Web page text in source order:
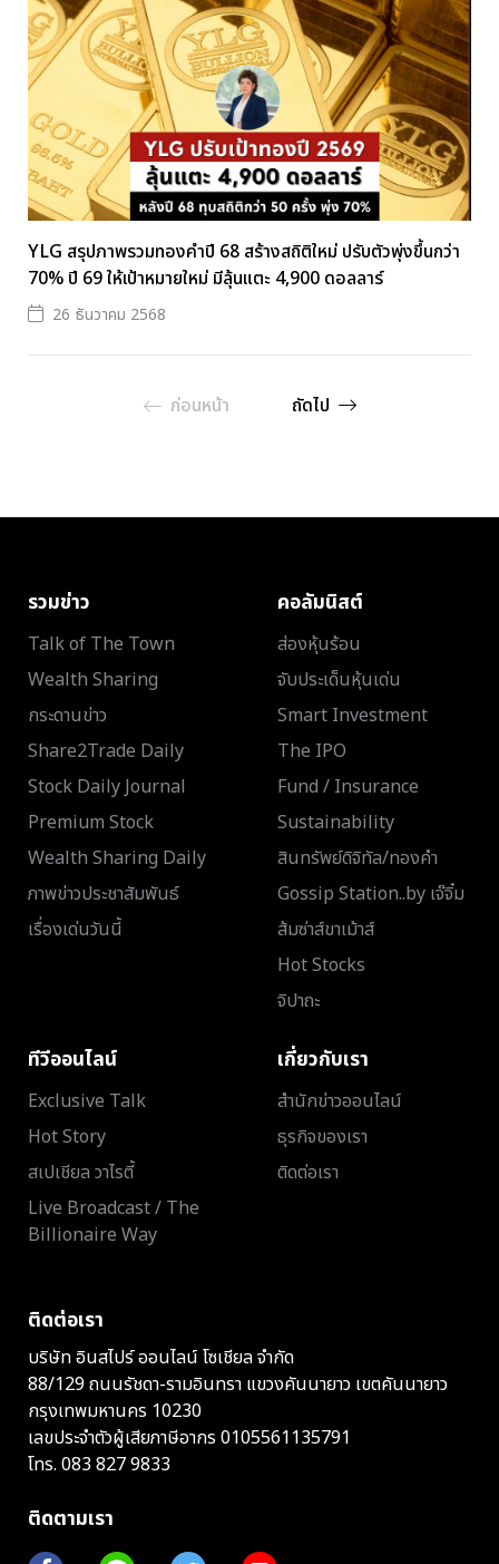
YLG สรุปภาพรวมทองคำปี 68 สร้างสถิติใหม่ ปรับตัวพุ่งขึ้นกว่า
70% ปี 69 ให้เป้าหมายใหม่ มีลุ้นแตะ 4,900 ดอลลาร์
26 ธันวาคม 2568
ก่อนหน้า ถัดไป
รวมข่าว
Talk of The Town
Wealth Sharing
กระดานข่าว
Share2Trade Daily
Stock Daily Journal
Premium Stock
Wealth Sharing Daily
ภาพข่าวประชาสัมพันธ์
เรื่องเด่นวันนี้
คอลัมนิสต์
ส่องหุ้นร้อน
จับประเด็นหุ้นเด่น
Smart Investment
The IPO
Fund / Insurance
Sustainability
สินทรัพย์ดิจิทัล/ทองคำ
Gossip Station..by เจ๊จิ๋ม
ส้มซ่าส์ขาเม้าส์
Hot Stocks
จิปาถะ
ทีวีออนไลน์
Exclusive Talk
Hot Story
สเปเชียล วาไรตี้
Live Broadcast / The
Billionaire Way
เกี่ยวกับเรา
สำนักข่าวออนไลน์
ธุรกิจของเรา
ติดต่อเรา
ติดต่อเรา
บริษัท อินสไปร์ ออนไลน์ โซเชียล จำกัด
88/129 ถนนรัชดา-รามอินทรา แขวงคันนายาว เขตคันนายาว
กรุงเทพมหานคร 10230
เลขประจำตัวผู้เสียภาษีอากร 0105561135791
โทร. 083 827 9833
ติดตามเรา